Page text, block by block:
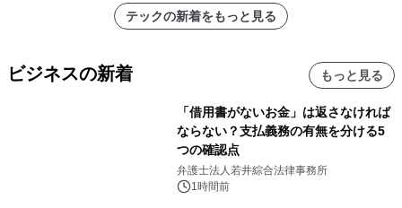
テックの新着をもっと見る
ビジネスの新着 もっと見る
「借用書がないお金」は返さなければ
ならない？支払義務の有無を分ける5
つの確認点
弁護士法人若井綜合法律事務所
1時間前